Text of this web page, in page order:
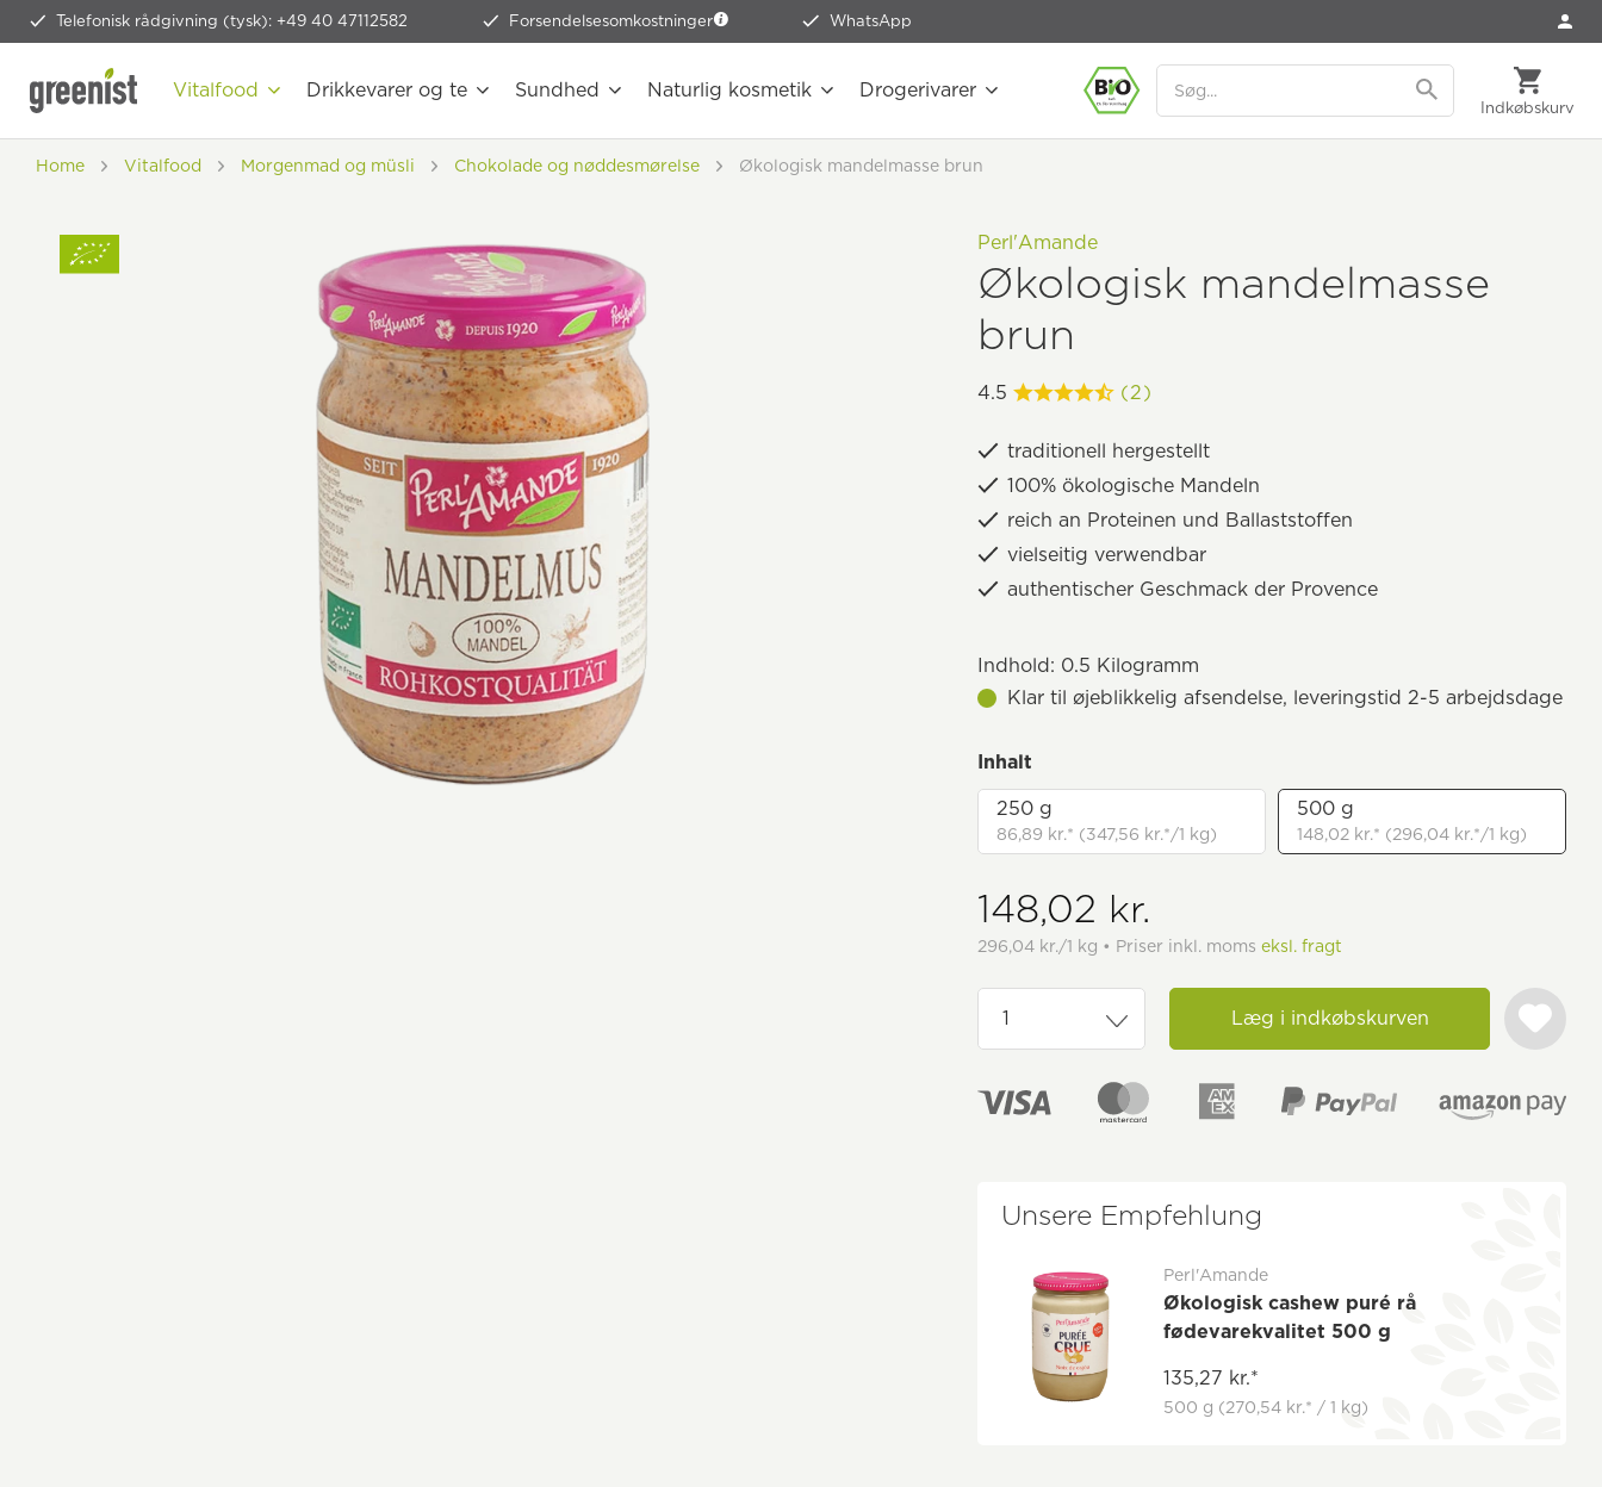
Telefonisk rådgivning (tysk): +49 40 47112582 Forsendelsesomkostninger WhatsApp
Indkøbskurv
Vitalfood Drikkevarer og te Sundhed Naturlig kosmetik Drogerivarer
Home Vitalfood Morgenmad og müsli Chokolade og nøddesmørelse Økologisk mandelmasse brun
Perl'Amande
Økologisk mandelmasse
brun
4.5 (2)
traditionell hergestellt
100% ökologische Mandeln
reich an Proteinen und Ballaststoffen
vielseitig verwendbar
authentischer Geschmack der Provence
Indhold: 0.5 Kilogramm
Klar til øjeblikkelig afsendelse, leveringstid 2-5 arbejdsdage
Inhalt
250 g
86,89 kr.* (347,56 kr.*/1 kg)
500 g
148,02 kr.* (296,04 kr.*/1 kg)
148,02 kr.
296,04 kr./1 kg • Priser inkl. momseksl. fragt
Læg i indkøbskurven
Unsere Empfehlung
Perl'Amande
Økologisk cashew puré rå
fødevarekvalitet 500 g
135,27 kr.*
500 g (270,54 kr.* / 1 kg)